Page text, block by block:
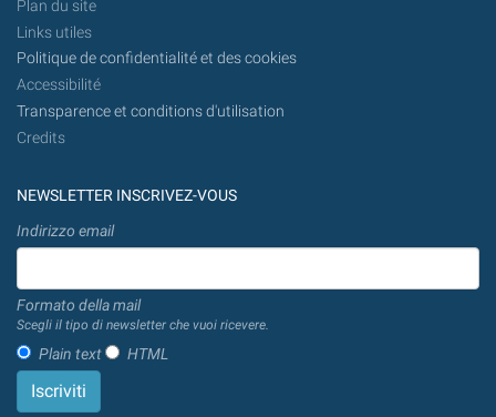
Plan du site
Links utiles
Politique de confidentialité et des cookies
Accessibilité
Transparence et conditions d'utilisation
Credits
NEWSLETTER INSCRIVEZ-VOUS
Indirizzo email
Formato della mail
Scegli il tipo di newsletter che vuoi ricevere.
Plain text HTML